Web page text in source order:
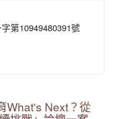
第10949480391號
What's Next？從